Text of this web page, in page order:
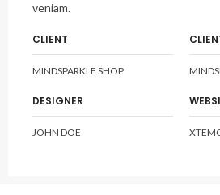
veniam.
CLIENT
MINDSPARKLE SHOP
DESIGNER
JOHN DOE